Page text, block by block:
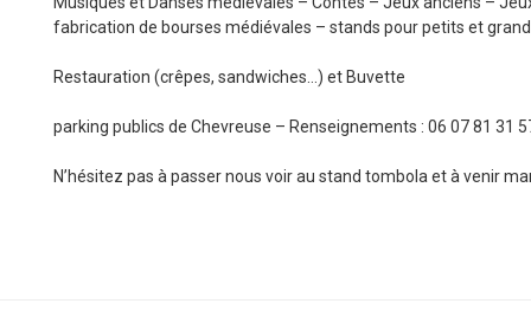
fabrication de bourses médiévales – stands pour petits et
Restauration (crêpes, sandwiches…) et Buvette
parking publics de Chevreuse – Renseignements : 06 07 81 31
N’hésitez pas à passer nous voir au stand tombola et à venir